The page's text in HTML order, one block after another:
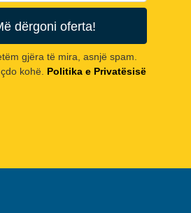
dërgoni oferta!
gjëra të mira, asnjë spam.
kohë. Politika e Privatësisë